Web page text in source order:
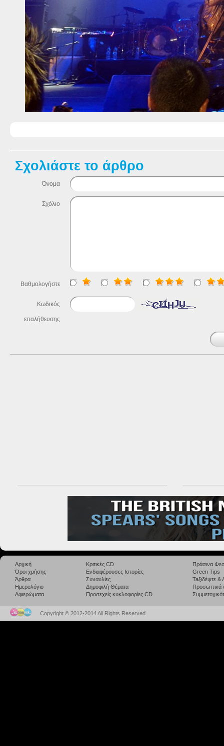
Σχολιάστε το άρθρο
Όνομα
Σχόλιο
Βαθμολογήστε
Κωδικός
επαλήθευσης
Αρχική
Όροι χρήσης
Άρθρα
Ημερολόγιο
Αφιερώματα
Κριτικές CD
Ενδιαφέρουσες Ιστορίες
Συναυλίες
Δημοφιλή Θέματα
Προσεχείς κυκλοφορίες CD
Πράσινα
Green Tips
Taξιδέψτε
Προσωπικά
Copyright © 2012-2014 All Rights Reserved